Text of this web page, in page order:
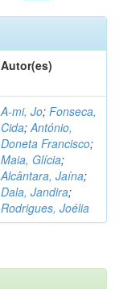
Autor(es)
A-mi, Jo; Fonseca,
Cida;António,
Doneta Francisco;
Maia, Glícia;
Alcântara, Jaína;
Dala, Jandira;
Rodrigues, Joélia